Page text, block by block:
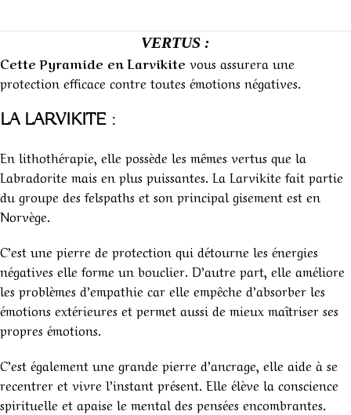
VERTUS :
Cette Pyramide en Larvikite vous assurera une
protection efficace contre toutes émotions négatives.
LA LARVIKITE :
En lithothérapie, elle possède les mêmes vertus que la
Labradorite mais en plus puissantes. La Larvikite fait partie
du groupe des felspaths et son principal gisement est en
Norvège.
C’est une pierre de protection qui détourne les énergies
négatives elle forme un bouclier. D’autre part, elle améliore
les problèmes d’empathie car elle empêche d’absorber les
émotions extérieures et permet aussi de mieux maîtriser ses
propres émotions.
C’est également une grande pierre d’ancrage, elle aide à se
recentrer et vivre l’instant présent. Elle élève la conscience
spirituelle et apaise le mental des pensées encombrantes.